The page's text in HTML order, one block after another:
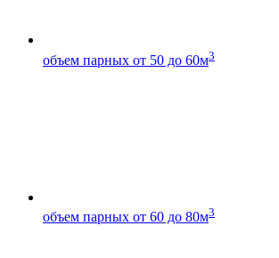
объем парных от 50 до 60м3
объем парных от 60 до 80м3